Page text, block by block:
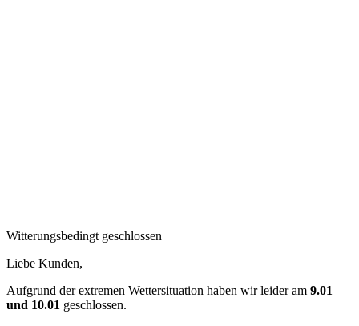
Witterungsbedingt geschlossen
Liebe Kunden,
Aufgrund der extremen Wettersituation haben wir leider am 9.01
und 10.01 geschlossen.